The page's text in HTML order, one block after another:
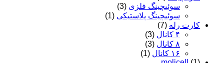
سوئیچینگ فلزی (3)
سوئیچینگ پلاستیکی (1)
کارت رله (7)
۴ کانال
(3)
۸ کانال
(3)
۱۶ کانال
(1)